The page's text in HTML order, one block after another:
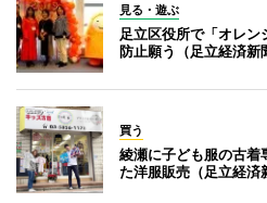
見る・遊ぶ
足立区役所で「オレ
防止願う（足立経済新
買う
綾瀬に子ども服の古着
た洋服販売（足立経済